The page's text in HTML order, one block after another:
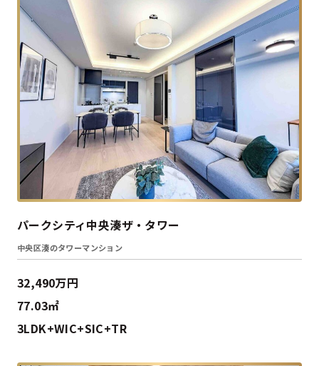
パークシティ中央湊ザ・タワー
中央区湊のタワーマンション
32,490万円
77.03㎡
3LDK+WIC+SIC+TR